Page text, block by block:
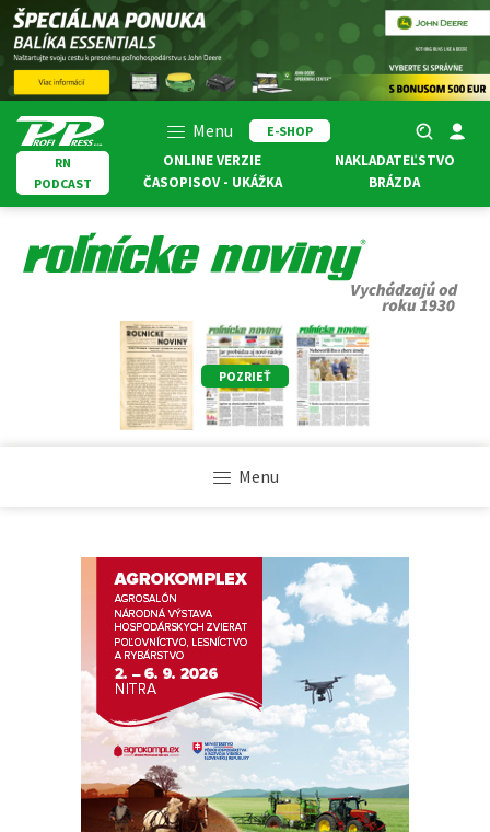
Menu
E-SHOP
RN
PODCAST
ONLINE VERZIE
ČASOPISOV - UKÁŽKA
NAKLADATEĽSTVO
BRÁZDA
POZRIEŤ
Menu